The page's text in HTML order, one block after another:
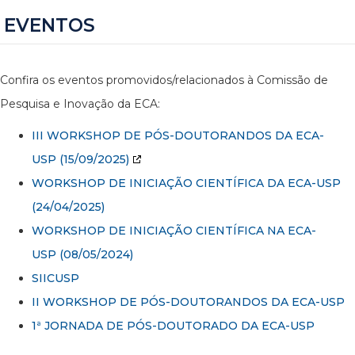
EVENTOS
Confira os eventos promovidos/relacionados à Comissão de
Pesquisa e Inovação da ECA:
III WORKSHOP DE PÓS-DOUTORANDOS DA ECA-
USP (15/09/2025)
WORKSHOP DE INICIAÇÃO CIENTÍFICA DA ECA-USP
(24/04/2025)
WORKSHOP DE INICIAÇÃO CIENTÍFICA NA ECA-
USP (08/05/2024)
SIICUSP
II WORKSHOP DE PÓS-DOUTORANDOS DA ECA-USP
1ª JORNADA DE PÓS-DOUTORADO DA ECA-USP